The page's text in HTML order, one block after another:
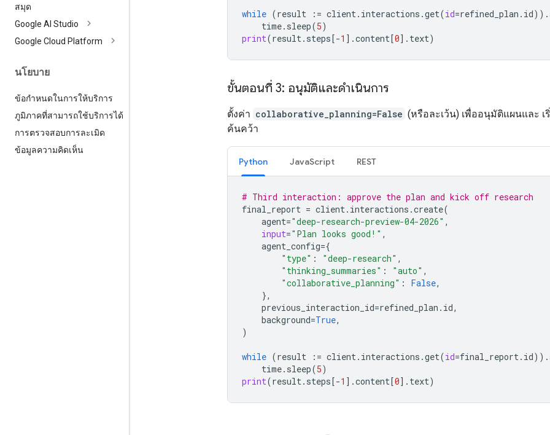
สมุด
Google AI Studio
Google Cloud Platform
นโยบาย
ข้อกำหนดในการให้บริการ
ภูมิภาคที่สามารถใช้บริการได้
การตรวจสอบการละเมิด
ข้อมูลความคิดเห็น
while (result := client. interactions .get(id=refined_plan . id)) .
time. sleep(5)
print(result. steps[-1 ] .content[0] . text)
ขั้นตอนที่ 3: อนุมัติและดำเนินการ
ตั้งค่า collaborative_planning=False (หรือละเว้น) เพื่ออนุมัติแผนและ เ
ค้นคว้า
Python JavaScript REST
# Third interaction: approve the plan and kick off research
final_report = client. interactions .create(
agent="deep-research-preview-04-2026" ,
input="Plan looks good!" ,
agent_config={
"type" : "deep-research" ,
"thinking_summaries" : "auto" ,
"collaborative_planning" : False,
},
previous_interaction_id=refined_plan . id,
background=True,
)
while (result := client. interactions .get(id=final_report. id)) .
time. sleep(5)
print(result. steps[-1 ] .content[0] . text)